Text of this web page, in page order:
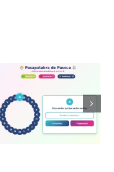
Pasapalabra de
Pascua